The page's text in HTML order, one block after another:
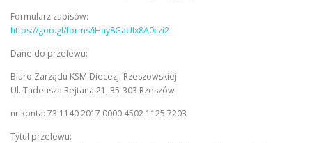
Formularz zapisów:
https://goo.gl/forms/iHny8GaUIx8A0czi2
Dane do przelewu:
Biuro Zarządu KSM Diecezji Rzeszowskiej
Ul. Tadeusza Rejtana 21, 35-303 Rzeszów
nr konta: 73 1140 2017 0000 4502 1125 7203
Tytuł przelewu: